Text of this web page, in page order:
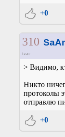
+0
310
tzar
> Видимо,
Никто
протоколы
отправлю
+0